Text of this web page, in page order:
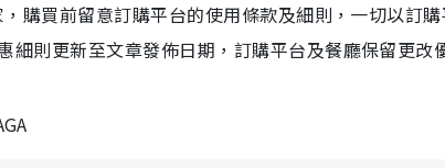
購買前留意訂購平台的使用條款及細則，一切以訂
細則更新至文章發佈日期，訂購平台及餐廳保留更